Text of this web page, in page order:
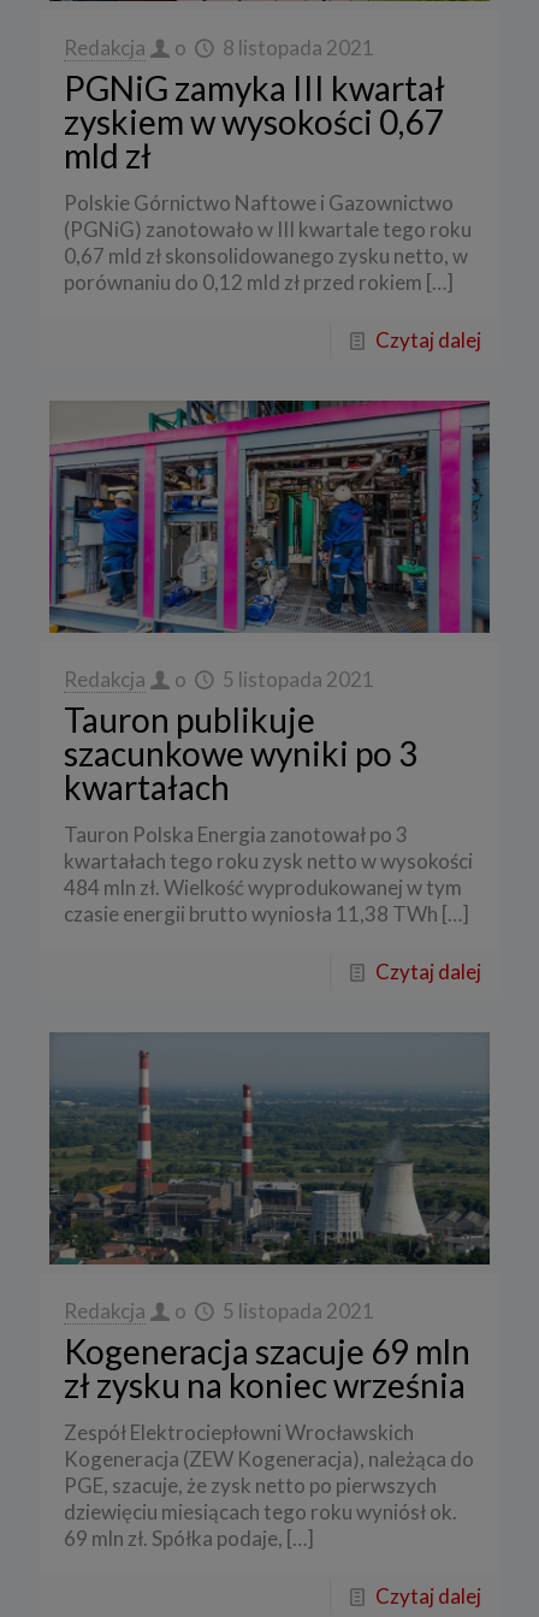
Redakcja o 8 listopada 2021
PGNiG zamyka III kwartał
zyskiem w wysokości 0,67
mld zł
Polskie Górnictwo Naftowe i Gazownictwo
(PGNiG) zanotowało w III kwartale tego roku
0,67 mld zł skonsolidowanego zysku netto, w
porównaniu do 0,12 mld zł przed rokiem […]
Czytaj dalej
Redakcja o 5 listopada 2021
Tauron publikuje
szacunkowe wyniki po 3
kwartałach
Tauron Polska Energia zanotował po 3
kwartałach tego roku zysk netto w wysokości
484 mln zł. Wielkość wyprodukowanej w tym
czasie energii brutto wyniosła 11,38 TWh […]
Czytaj dalej
Redakcja o 5 listopada 2021
Kogeneracja szacuje 69 mln
zł zysku na koniec września
Zespół Elektrociepłowni Wrocławskich
Kogeneracja (ZEW Kogeneracja), należąca do
PGE, szacuje, że zysk netto po pierwszych
dziewięciu miesiącach tego roku wyniósł ok.
69 mln zł. Spółka podaje, […]
Czytaj dalej